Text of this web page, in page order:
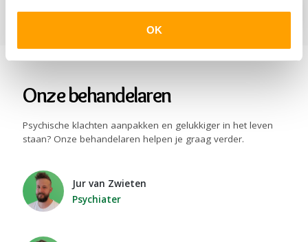
OK
Hoe werkt aanmelden
Onze behandelaren
Psychische klachten aanpakken en gelukkiger in het leven
staan? Onze behandelaren helpen je graag verder.
Jur van Zwieten
Psychiater